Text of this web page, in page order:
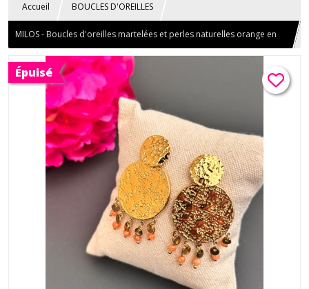
Accueil BOUCLES D'OREILLES
MILOS - Boucles d'oreilles martelées et perles naturelles orange en
cornaline
Épuisé